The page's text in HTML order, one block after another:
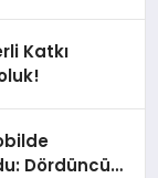
Katkı
Dördüncü